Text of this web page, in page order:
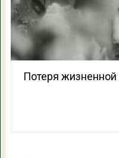
Потеря жизненной